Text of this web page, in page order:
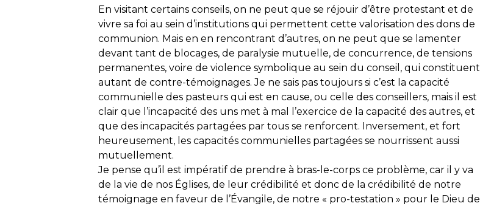
En visitant certains conseils, on ne peut que se réjouir d’être protestant et de
vivre sa foi au sein d’institutions qui permettent cette valorisation des dons de
communion. Mais en en rencontrant d’autres, on ne peut que se lamenter
devant tant de blocages, de paralysie mutuelle, de concurrence, de tensions
permanentes, voire de violence symbolique au sein du conseil, qui constituent
autant de contre-témoignages. Je ne sais pas toujours si c’est la capacité
communielle des pasteurs qui est en cause, ou celle des conseillers, mais il est
clair que l’incapacité des uns met à mal l’exercice de la capacité des autres, et
que des incapacités partagées par tous se renforcent. Inversement, et fort
heureusement, les capacités communielles partagées se nourrissent aussi
mutuellement.
Je pense qu’il est impératif de prendre à bras-le-corps ce problème, car il y va
de la vie de nos Églises, de leur crédibilité et donc de la crédibilité de notre
témoignage en faveur de l’Évangile, de notre « pro-testation » pour le Dieu de